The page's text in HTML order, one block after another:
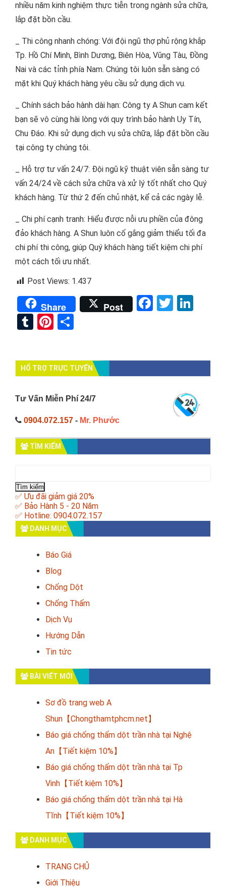
nhiều năm kinh nghiệm thực tiễn trong ngành sửa chữa,
lắp đặt bồn cầu.
_ Thi công nhanh chóng: Với đội ngũ thợ phủ rộng khắp
Tp. Hồ Chí Minh, Bình Dương, Biên Hòa, Vũng Tàu, Đồng
Nai và các tỉnh phía Nam. Chúng tôi luôn sẵn sàng có
mặt khi Quý khách hàng yêu cầu sử dụng dịch vụ.
_ Chính sách bảo hành dài hạn: Công ty A Shun cam kết
bạn sẽ vô cùng hài lòng với quy trình bảo hành Uy Tín,
Chu Đáo. Khi sử dụng dịch vụ sửa chữa, lắp đặt bồn cầu
tại công ty chúng tôi.
_ Hỗ trợ tư vấn 24/7: Đội ngũ kỹ thuật viên sẵn sàng tư
vấn 24/24 về cách sửa chữa và xử lý tốt nhất cho Quý
khách hàng. Từ thứ 2 đến chủ nhật, kể cả các ngày lễ.
_ Chi phí cạnh tranh: Hiểu được nỗi ưu phiền của đông
đảo khách hàng. A Shun luôn cố gắng giảm thiểu tối đa
chi phí thi công, giúp Quý khách hàng tiết kiệm chi phí
một cách tối ưu nhất.
Post Views: 1.437
Share Post Facebook
Twitter
TumblrPinterest
HỔ TRỢ TRỰC TUYẾN
Tư Vấn Miễn Phí 24/7
0904.072.157 - Mr. Phước
TÌM KIẾM
cho:
✅ Ưu đãi giảm giá 20%
✅ Bảo Hành 5 - 20 Năm
✅ Hotline: 0904.072.157
DANH MỤC
Báo Giá
Blog
Chống Dột
Chống Thấm
Dịch Vụ
Hướng Dẫn
Tin tức
BÀI VIẾT MỚI
Sơ đồ trang web A
Shun【Chongthamtphcm.net】
Báo giá chống thấm dột trần nhà tại Nghệ
An【Tiết kiệm 10%】
Báo giá chống thấm dột trần nhà tại Tp
Vinh【Tiết kiệm 10%】
Báo giá chống thấm dột trần nhà tại Hà
Tĩnh【Tiết kiệm 10%】
DANH MỤC
TRANG CHỦ
Giới Thiệu